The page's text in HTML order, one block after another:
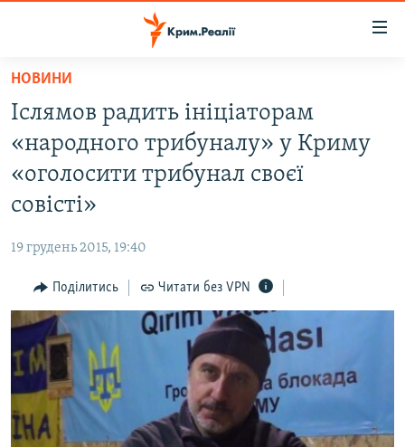
Перейти
основного
матеріалу
Перейти
до
основної
Перейти
пошуку
ВІДЕО ТА ФОТО
ПОЛІТИКА
ПОГЛЯД
ІНТЕРВ'Ю
ВСЕ ЗА ДЕНЬ
СПЕЦПРОЕКТИ
ДЕПОРТАЦІЯ
ВІДЕОУРОКИ «ELIFBE»
ЯК ОБІЙТИ БЛОКУВАННЯ
Русский
НОВИНИ
Іслямов радить ініціаторам
«народного трибуналу» у Криму
«оголосити трибунал своєї
совісті»
19 грудень 2015, 19:40
Поділитись Читати без VPN